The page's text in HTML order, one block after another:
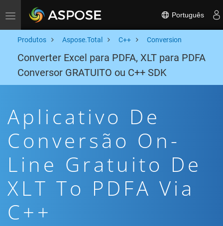
Toggle navigation Português
Produtos Aspose.Total C++ Conversion
Converter Excel para PDFA, XLT para PDFA
Conversor GRATUITO ou C++ SDK
Aplicativo De
Conversão On-
Line Gratuito De
XLT To PDFA Via
C++